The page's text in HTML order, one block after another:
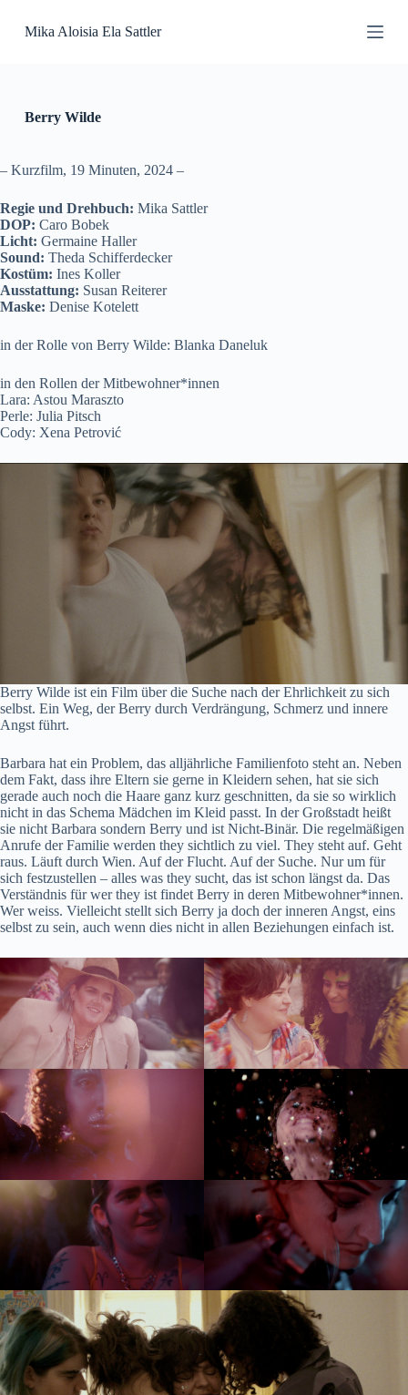
k
t
t
Mika Aloisia Ela Sattler
Berry Wilde
– Kurzfilm, 19 Minuten, 2024 –
Regie und Drehbuch: Mika Sattler
DOP: Caro Bobek
Licht: Germaine Haller
Sound: Theda Schifferdecker
Kostüm: Ines Koller
Ausstattung: Susan Reiterer
Maske: Denise Kotelett
in der Rolle von Berry Wilde: Blanka Daneluk
in den Rollen der Mitbewohner*innen
Lara: Astou Maraszto
Perle: Julia Pitsch
Cody: Xena Petrović
Berry Wilde ist ein Film über die Suche nach der Ehrlichkeit zu sich
selbst. Ein Weg, der Berry durch Verdrängung, Schmerz und innere
Angst führt.
Barbara hat ein Problem, das alljährliche Familienfoto steht an. Neben
dem Fakt, dass ihre Eltern sie gerne in Kleidern sehen, hat sie sich
gerade auch noch die Haare ganz kurz geschnitten, da sie so wirklich
nicht in das Schema Mädchen im Kleid passt. In der Großstadt heißt
sie nicht Barbara sondern Berry und ist Nicht-Binär. Die regelmäßigen
Anrufe der Familie werden they sichtlich zu viel. They steht auf. Geht
raus. Läuft durch Wien. Auf der Flucht. Auf der Suche. Nur um für
sich festzustellen – alles was they sucht, das ist schon längst da. Das
Verständnis für wer they ist findet Berry in deren Mitbewohner*innen.
Wer weiss. Vielleicht stellt sich Berry ja doch der inneren Angst, eins
selbst zu sein, auch wenn dies nicht in allen Beziehungen einfach ist.